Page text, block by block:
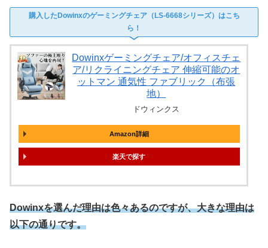
購入したDowinxのゲーミングチェア（LS-6668シリーズ）はこち
ら！
Dowinxゲーミングチェア/オフィスチェ
ア/リクライニングチェア 伸縮可能のオ
ットマン 通気性 ファブリック（布張
地）
ドウィンクス
Amazon詳細
楽天
Dowinxを選んだ理由は色々あるのですが、大きな理由は
以下の通りです。